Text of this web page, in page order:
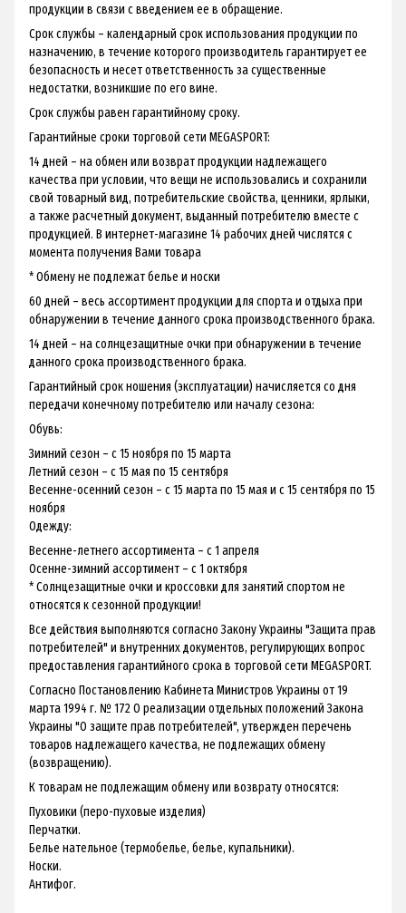
продукции в связи с введением ее в обращение.
Срок службы – календарный срок использования продукции по
назначению, в течение которого производитель гарантирует ее
безопасность и несет ответственность за существенные
недостатки, возникшие по его вине.
Срок службы равен гарантийному сроку.
Гарантийные сроки торговой сети MEGASPORT:
14 дней – на обмен или возврат продукции надлежащего
качества при условии, что вещи не использовались и сохранили
свой товарный вид, потребительские свойства, ценники, ярлыки,
а также расчетный документ, выданный потребителю вместе с
продукцией. В интернет-магазине 14 рабочих дней числятся с
момента получения Вами товара
* Обмену не подлежат белье и носки
60 дней – весь ассортимент продукции для спорта и отдыха при
обнаружении в течение данного срока производственного брака.
14 дней – на солнцезащитные очки при обнаружении в течение
данного срока производственного брака.
Гарантийный срок ношения (эксплуатации) начисляется со дня
передачи конечному потребителю или началу сезона:
Обувь:
Зимний сезон – с 15 ноября по 15 марта
Летний сезон – с 15 мая по 15 сентября
Весенне-осенний сезон – с 15 марта по 15 мая и с 15 сентября по 15
ноября
Одежду:
Весенне-летнего ассортимента – с 1 апреля
Осенне-зимний ассортимент – с 1 октября
* Солнцезащитные очки и кроссовки для занятий спортом не
относятся к сезонной продукции!
Все действия выполняются согласно Закону Украины "Защита прав
потребителей" и внутренних документов, регулирующих вопрос
предоставления гарантийного срока в торговой сети MEGASPORT.
Согласно Постановлению Кабинета Министров Украины от 19
марта 1994 г. № 172 О реализации отдельных положений Закона
Украины "О защите прав потребителей", утвержден перечень
товаров надлежащего качества, не подлежащих обмену
(возвращению).
К товарам не подлежащим обмену или возврату относятся:
Пуховики (перо-пуховые изделия)
Перчатки.
Белье нательное (термобелье, белье, купальники).
Носки.
Антифог.